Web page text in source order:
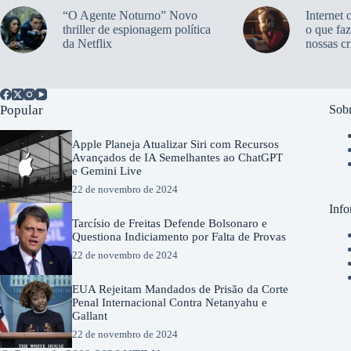
“O Agente Noturno” Novo
thriller de espionagem política
da Netflix
Internet
o que
nossas
Popular
Apple Planeja Atualizar Siri com Recursos
Avançados de IA Semelhantes ao ChatGPT
e Gemini Live
22 de novembro de 2024
Tarcísio de Freitas Defende Bolsonaro e
Questiona Indiciamento por Falta de Provas
22 de novembro de 2024
EUA Rejeitam Mandados de Prisão da Corte
Penal Internacional Contra Netanyahu e
Gallant
22 de novembro de 2024